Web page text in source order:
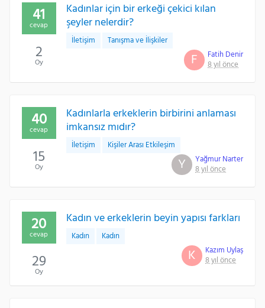
Kadınlar için bir erkeği çekici kılan
şeyler nelerdir?
İletişim Tanışma ve İlişkiler
F
Fatih Denir
8 yıl önce
41
cevap
2
Oy
Kadınlarla erkeklerin birbirini anlaması
imkansız mıdır?
İletişim Kişiler Arası Etkileşim
Y
Yağmur Narter
8 yıl önce
40
cevap
15
Oy
Kadın ve erkeklerin beyin yapısı farkları
Kadın Kadın
K
Kazım Uylaş
8 yıl önce
20
cevap
29
Oy